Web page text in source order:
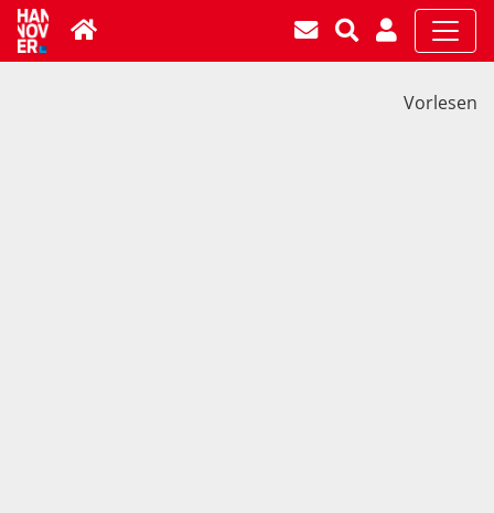
Vorlesen